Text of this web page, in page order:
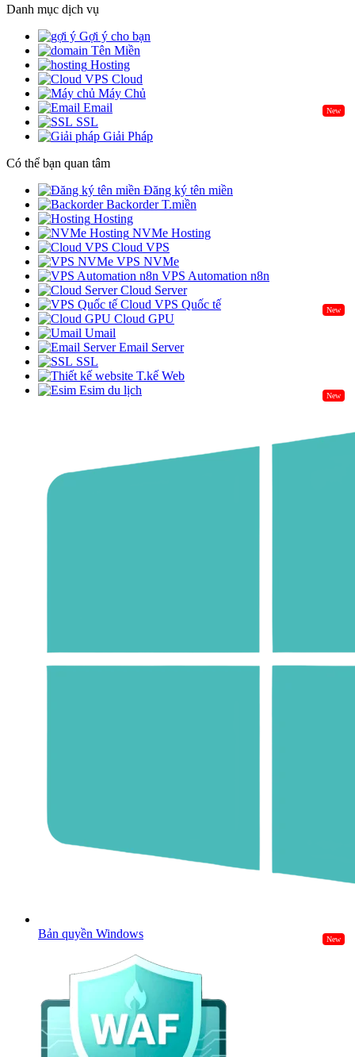
Danh mục dịch vụ
Gợi ý cho bạn
Tên Miền
Hosting
Cloud
Máy Chủ
New
Email
SSL
Giải Pháp
Có thể bạn quan tâm
Đăng ký tên miền
Backorder T.miền
Hosting
NVMe Hosting
Cloud VPS
VPS NVMe
VPS Automation n8n
Cloud Server
Cloud VPS Quốc tế
New
Cloud GPU
Umail
Email Server
SSL
T.kế Web
Esim du lịch
New
Bản quyền Windows New